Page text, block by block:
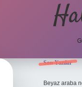
Son Yazılar
Beyaz araba